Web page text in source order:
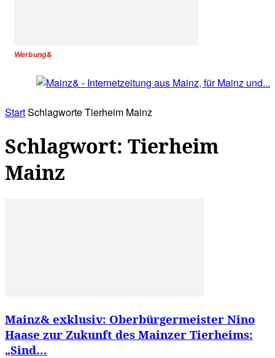
Werbung&
StartSchlagworteTierheim Mainz
Schlagwort: Tierheim
Mainz
Mainz& exklusiv: Oberbürgermeister Nino
Haase zur Zukunft des Mainzer Tierheims:
„Sind...